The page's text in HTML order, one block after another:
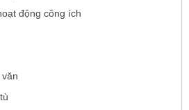
động công ích